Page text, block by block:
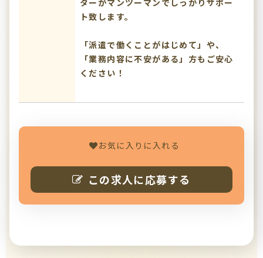
ターがマンツーマンでしっかりサポー
ト致します。
「派遣で働くことがはじめて」や、
「業務内容に不安がある」方もご安心
ください！
お気に入りに入れる
この求人に応募する